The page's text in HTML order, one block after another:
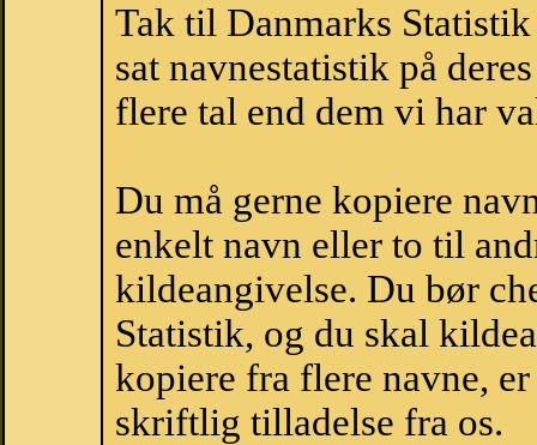
Tak til Danmarks
sat navnestatistik på
flere tal end dem vi har
Du må gerne kopiere
enkelt navn eller to til
kildeangivelse. Du bør
Statistik, og du skal
kopiere fra flere navne,
skriftlig tilladelse fra os.